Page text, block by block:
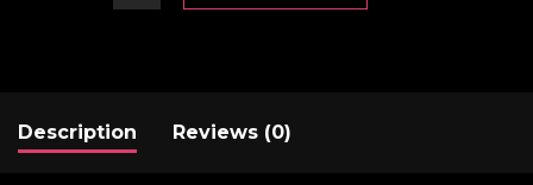
Description Reviews (0)